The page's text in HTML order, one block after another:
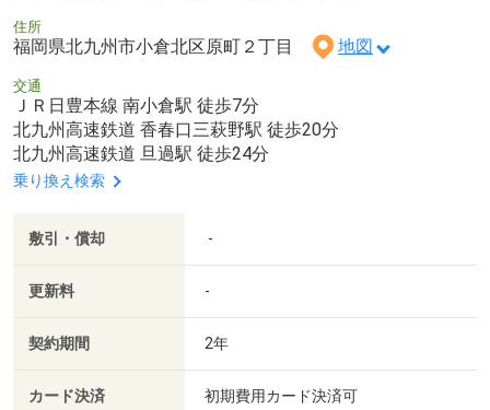
住所
福岡県北九州市小倉北区原町２丁目 地図
交通
ＪＲ日豊本線 南小倉駅 徒歩7分
北九州高速鉄道 香春口三萩野駅 徒歩20分
北九州高速鉄道 旦過駅 徒歩24分
乗り換え検索
敷引・償却 -
更新料 -
契約期間 2年
カード決済 初期費用カード決済可